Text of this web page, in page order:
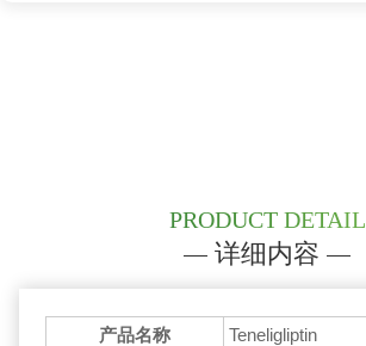
PRODUCT DETAIL
详细内容
产品名称
Teneligliptin